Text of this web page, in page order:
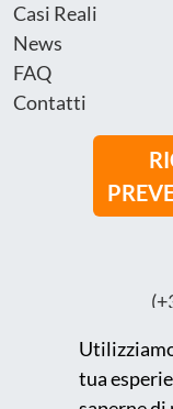
Casi Reali
News
FAQ
Contatti
tua